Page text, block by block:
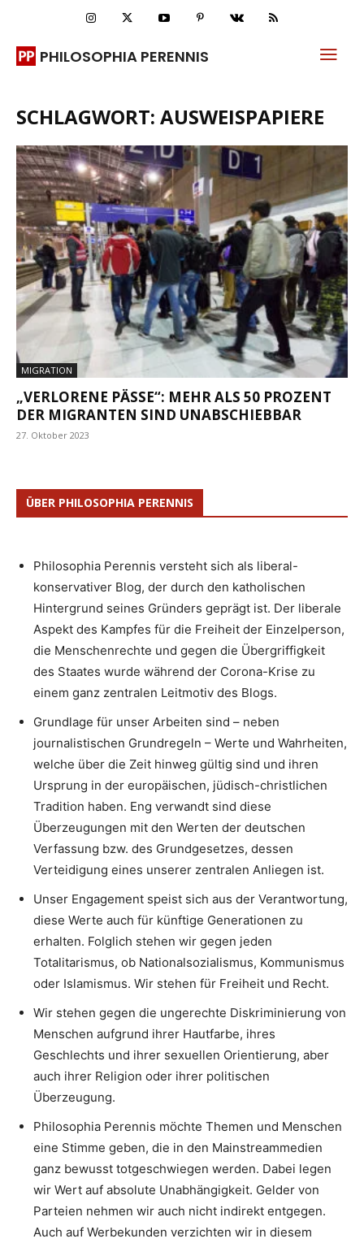
PHILOSOPHIA PERENNIS
SCHLAGWORT: AUSWEISPAPIERE
MIGRATION
„VERLORENE PÄSSE“: MEHR ALS 50 PROZENT
DER MIGRANTEN SIND UNABSCHIEBBAR
27. Oktober 2023
ÜBER PHILOSOPHIA PERENNIS
Philosophia Perennis versteht sich als liberal-
konservativer Blog, der durch den katholischen
Hintergrund seines Gründers geprägt ist. Der liberale
Aspekt des Kampfes für die Freiheit der Einzelperson,
die Menschenrechte und gegen die Übergriffigkeit
des Staates wurde während der Corona-Krise zu
einem ganz zentralen Leitmotiv des Blogs.
Grundlage für unser Arbeiten sind – neben
journalistischen Grundregeln – Werte und Wahrheiten,
welche über die Zeit hinweg gültig sind und ihren
Ursprung in der europäischen, jüdisch-christlichen
Tradition haben. Eng verwandt sind diese
Überzeugungen mit den Werten der deutschen
Verfassung bzw. des Grundgesetzes, dessen
Verteidigung eines unserer zentralen Anliegen ist.
Unser Engagement speist sich aus der Verantwortung,
diese Werte auch für künftige Generationen zu
erhalten. Folglich stehen wir gegen jeden
Totalitarismus, ob Nationalsozialismus, Kommunismus
oder Islamismus. Wir stehen für Freiheit und Recht.
Wir stehen gegen die ungerechte Diskriminierung von
Menschen aufgrund ihrer Hautfarbe, ihres
Geschlechts und ihrer sexuellen Orientierung, aber
auch ihrer Religion oder ihrer politischen
Überzeugung.
Philosophia Perennis möchte Themen und Menschen
eine Stimme geben, die in den Mainstreammedien
ganz bewusst totgeschwiegen werden. Dabei legen
wir Wert auf absolute Unabhängigkeit. Gelder von
Parteien nehmen wir auch nicht indirekt entgegen.
Auch auf Werbekunden verzichten wir in diesem